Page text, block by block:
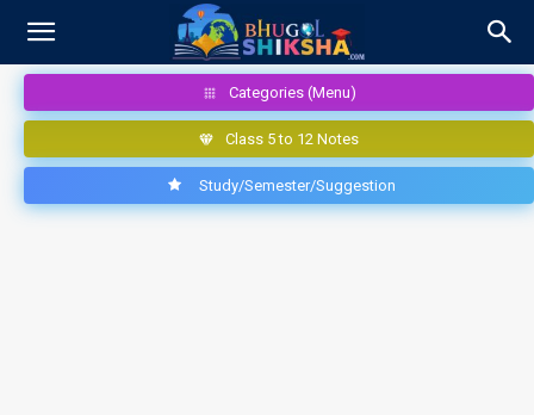
Categories (Menu)
Class 5 to 12 Notes
Study/Semester/Suggestion